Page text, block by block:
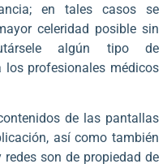
en tales casos se
celeridad posible sin
algún tipo de
los profesionales médicos
de las pantallas
así como también
son de propiedad de